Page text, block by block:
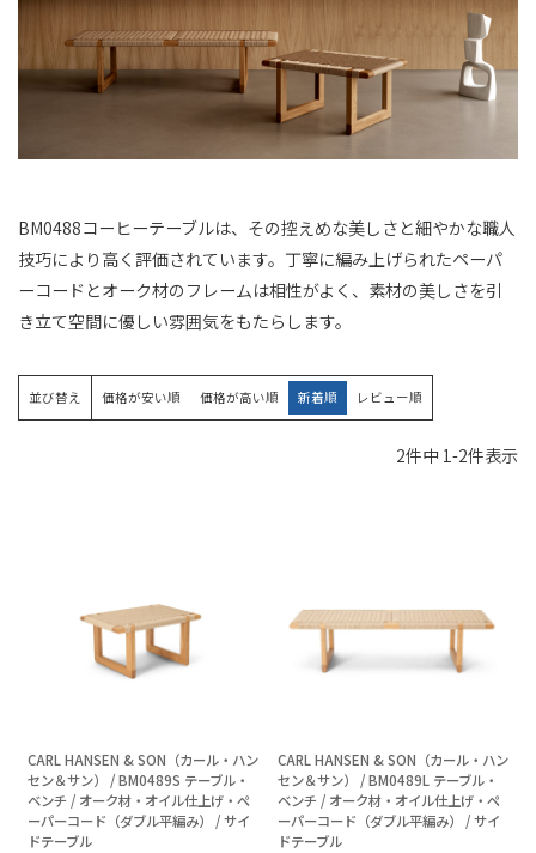
BM0488コーヒーテーブルは、その控えめな美しさと細やかな職人
技巧により高く評価されています。丁寧に編み上げられたペーパ
ーコードとオーク材のフレームは相性がよく、素材の美しさを引
き立て空間に優しい雰囲気をもたらします。
並び替え 価格が安い順 価格が高い順 新着順 レビュー順
2件中 1-2件表示
CARL HANSEN & SON（カール・ハン
セン＆サン） / BM0489S テーブル・
ベンチ / オーク材・オイル仕上げ・ペ
ーパーコード（ダブル平編み） / サイ
ドテーブル
CARL HANSEN & SON（カール・ハン
セン＆サン） / BM0489L テーブル・
ベンチ / オーク材・オイル仕上げ・ペ
ーパーコード（ダブル平編み） / サイ
ドテーブル